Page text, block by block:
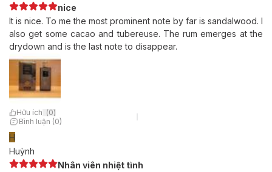
nice
It is nice. To me the most prominent note by far is sandalwood. I
also get some cacao and tubereuse. The rum emerges at the
drydown and is the last note to disappear.
Hữu ích (0)
Bình luận (0)
H
Huỳnh
Nhân viên nhiệt tình